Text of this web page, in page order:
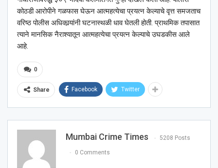
कोठडी आरोपीने गळफास घेऊन आत्महत्येचा प्रयत्न केल्याचे वृत्त समजताच
वरिष्ठ पोलीस अधिकार्‍यांनी घटनास्थळी धाव घेतली होती. प्राथमिक तपासात
त्याने मानसिक नैराश्यातून आत्महत्येचा प्रयत्न केल्याचे उघडकीस आले
आहे.
0
Share Facebook Twitter
Mumbai Crime Times 5208 Posts
0 Comments